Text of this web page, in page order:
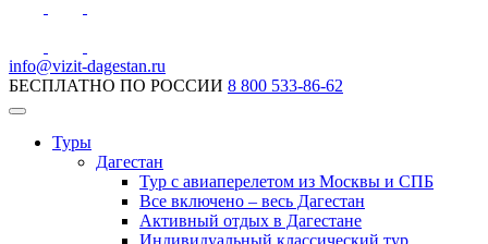
info@vizit-dagestan.ru
БЕСПЛАТНО ПО РОССИИ 8 800 533-86-62
Туры
Дагестан
Тур с авиаперелетом из Москвы и СПБ
Все включено – весь Дагестан
Активный отдых в Дагестане
Индивидуальный классический тур